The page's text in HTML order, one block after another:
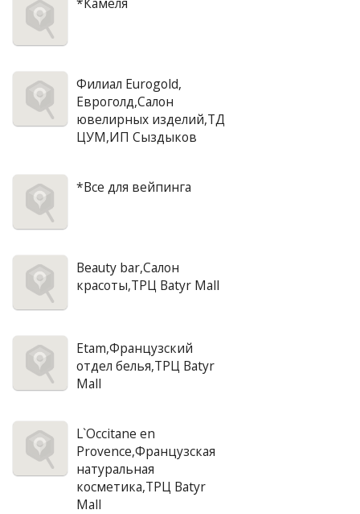
Филиал Eurogold,
Евроголд,Салон
ювелирных изделий,ТД
ЦУМ,ИП Сыздыков
*Все для вейпинга
Beauty bar,Салон
красоты,ТРЦ Batyr Mall
Etam,Французский
отдел белья,ТРЦ Batyr
Mall
L`Occitane en
Provence,Французская
натуральная
косметика,ТРЦ Batyr
Mall